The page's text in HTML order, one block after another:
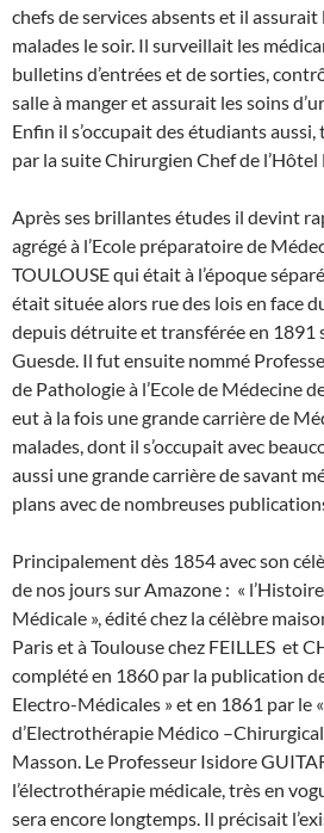
chefs de services absents et il
malades le soir. Il surveillait les
bulletins d’entrées et de sorties,
salle à manger et assurait les soins
Enfin il s’occupait des étudiants
par la suite Chirurgien Chef de l’Hôtel
Après ses brillantes études il devint
agrégé à l’Ecole préparatoire de
TOULOUSE qui était à l’époque
était située alors rue des lois en face
depuis détruite et transférée en 1891
Guesde. Il fut ensuite nommé
de Pathologie à l’Ecole de Médecine
eut à la fois une grande carrière de
malades, dont il s’occupait avec
aussi une grande carrière de savant
plans avec de nombreuses
Principalement dès 1854 avec son
de nos jours sur Amazone : «
Médicale », édité chez la célèbre
Paris et à Toulouse chez FEILLES et
complété en 1860 par la publication
Electro-Médicales » et en 1861 par le
d’Electrothérapie Médico
Masson. Le Professeur Isidore
l’électrothérapie médicale, très en
sera encore longtemps. Il précisait